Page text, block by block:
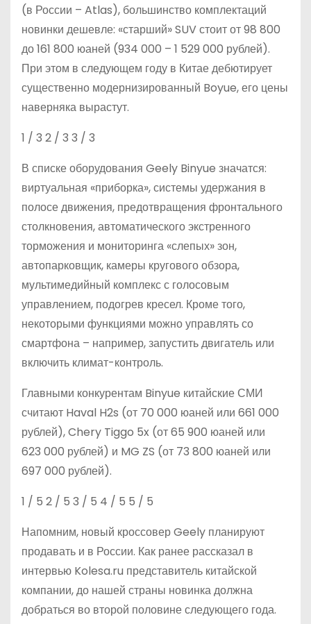
(в России – Atlas), большинство комплектаций
новинки дешевле: «старший» SUV стоит от 98 800
до 161 800 юаней (934 000 – 1 529 000 рублей).
При этом в следующем году в Китае дебютирует
существенно модернизированный Boyue, его цены
наверняка вырастут.
1 / 3 2 / 3 3 / 3
В списке оборудования Geely Binyue значатся:
виртуальная «приборка», системы удержания в
полосе движения, предотвращения фронтального
столкновения, автоматического экстренного
торможения и мониторинга «слепых» зон,
автопарковщик, камеры кругового обзора,
мультимедийный комплекс с голосовым
управлением, подогрев кресел. Кроме того,
некоторыми функциями можно управлять со
смартфона – например, запустить двигатель или
включить климат-контроль.
Главными конкурентам Binyue китайские СМИ
считают Haval H2s (от 70 000 юаней или 661 000
рублей), Chery Tiggo 5x (от 65 900 юаней или
623 000 рублей) и MG ZS (от 73 800 юаней или
697 000 рублей).
1 / 5 2 / 5 3 / 5 4 / 5 5 / 5
Напомним, новый кроссовер Geely планируют
продавать и в России. Как ранее рассказал в
интервью Kolesa.ru представитель китайской
компании, до нашей страны новинка должна
добраться во второй половине следующего года.